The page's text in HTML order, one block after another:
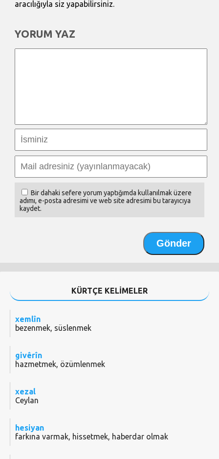
aracılığıyla siz yapabilirsiniz.
YORUM YAZ
Bir dahaki sefere yorum yaptığımda kullanılmak üzere
adımı, e-posta adresimi ve web site adresimi bu tarayıcıya
kaydet.
KÜRTÇE KELİMELER
xemlîn
bezenmek, süslenmek
givêrîn
hazmetmek, özümlenmek
xezal
Ceylan
hesiyan
farkına varmak, hissetmek, haberdar olmak